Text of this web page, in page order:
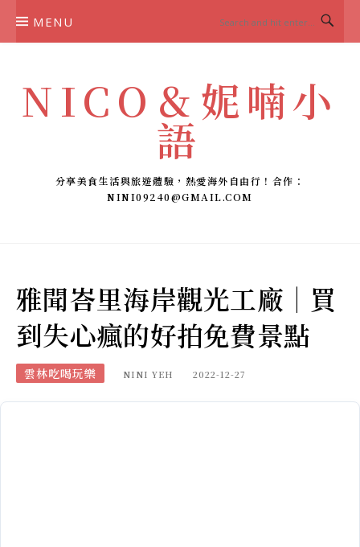
MENU
NICO＆妮喃小
語
分享美食生活與旅遊體驗，熱愛海外自由行！合作：
NINI09240@GMAIL.COM
雅聞峇里海岸觀光工廠｜買
到失心瘋的好拍免費景點
雲林吃喝玩樂 NINI YEH 2022-12-27